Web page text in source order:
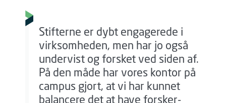
Stifterne er dybt engagerede i
virksomheden, men har jo også
undervist og forsket ved siden af.
På den måde har vores kontor på
campus gjort, at vi har kunnet
balancere det at have forsker-